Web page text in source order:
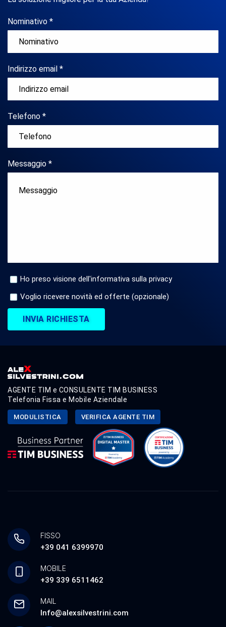
Nominativo *
Indirizzo email *
Telefono *
Messaggio *
Ho preso visione dell'informativa sulla privacy
Voglio ricevere novità ed offerte (opzionale)
INVIA RICHIESTA
AGENTE TIM e CONSULENTE TIM BUSINESS
Telefonia Fissa e Mobile Aziendale
MODULISTICA VERIFICA AGENTE TIM
FISSO
+39 041 6399970
MOBILE
+39 339 6511462
MAIL
Info@alexsilvestrini.com